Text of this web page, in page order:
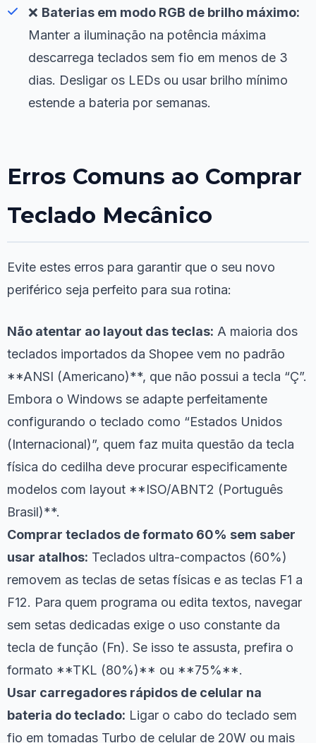
❌ Baterias em modo RGB de brilho máximo:
Manter a iluminação na potência máxima
descarrega teclados sem fio em menos de 3
dias. Desligar os LEDs ou usar brilho mínimo
estende a bateria por semanas.
Erros Comuns ao Comprar
Teclado Mecânico
Evite estes erros para garantir que o seu novo
periférico seja perfeito para sua rotina:
Não atentar ao layout das teclas: A maioria dos
teclados importados da Shopee vem no padrão
**ANSI (Americano)**, que não possui a tecla “Ç”.
Embora o Windows se adapte perfeitamente
configurando o teclado como “Estados Unidos
(Internacional)”, quem faz muita questão da tecla
física do cedilha deve procurar especificamente
modelos com layout **ISO/ABNT2 (Português
Brasil)**.
Comprar teclados de formato 60% sem saber
usar atalhos: Teclados ultra-compactos (60%)
removem as teclas de setas físicas e as teclas F1 a
F12. Para quem programa ou edita textos, navegar
sem setas dedicadas exige o uso constante da
tecla de função (Fn). Se isso te assusta, prefira o
formato **TKL (80%)** ou **75%**.
Usar carregadores rápidos de celular na
bateria do teclado: Ligar o cabo do teclado sem
fio em tomadas Turbo de celular de 20W ou mais